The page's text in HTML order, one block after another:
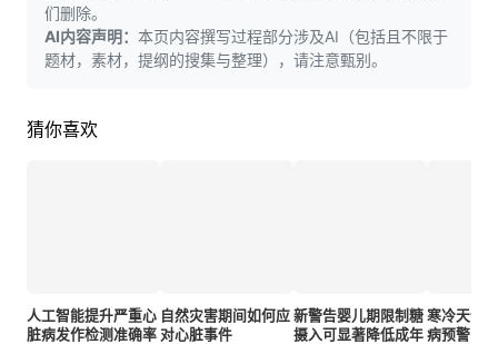
们删除。
AI内容声明： 本页内容撰写过程部分涉及AI（包括且不限于
题材，素材，提纲的搜集与整理），请注意甄别。
猜你喜欢
人工智能提升严重心
脏病发作检测准确率
自然灾害期间如何应
对心脏事件
新警告婴儿期限制糖
摄入可显著降低成年
寒冷天气
病预警：